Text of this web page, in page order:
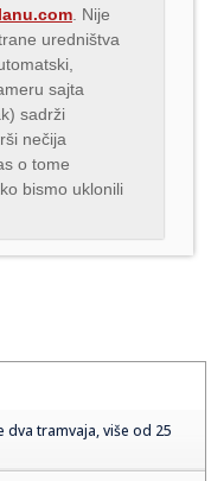
. Nije
uredništva
sajta
sadrži
nečija
o tome
bismo uklonili
dva tramvaja, više od 25